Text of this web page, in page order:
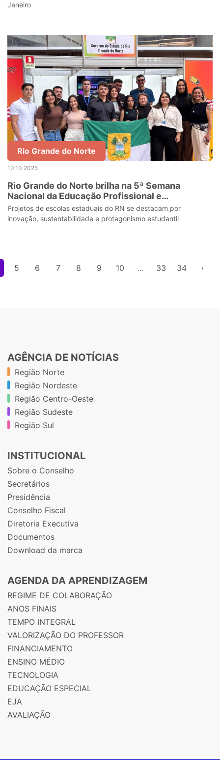
Janeiro
Rio Grande do Norte
10.10.2025
Rio Grande do Norte brilha na 5ª Semana
Nacional da Educação Profissional e
Tecnológica, em Brasília
Projetos de escolas estaduais do RN se destacam por
inovação, sustentabilidade e protagonismo estudantil
5 6 7 8 9 10 ... 33 34 ›
AGÊNCIA DE NOTÍCIAS
Região Norte
Região Nordeste
Região Centro-Oeste
Região Sudeste
Região Sul
INSTITUCIONAL
Sobre o Conselho
Secretários
Presidência
Conselho Fiscal
Diretoria Executiva
Documentos
Download da marca
AGENDA DA APRENDIZAGEM
REGIME DE COLABORAÇÃO
ANOS FINAIS
TEMPO INTEGRAL
VALORIZAÇÃO DO PROFESSOR
FINANCIAMENTO
ENSINO MÉDIO
TECNOLOGIA
EDUCAÇÃO ESPECIAL
EJA
AVALIAÇÃO